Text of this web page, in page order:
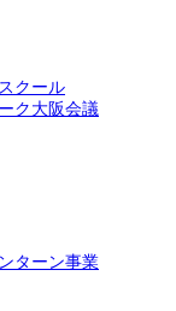
クール
ク大阪会議
ターン事業